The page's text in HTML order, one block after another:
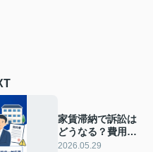
家賃滞納で訴訟は
どうなる？費用と
期間の不安をやさ
2026.05.29